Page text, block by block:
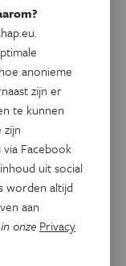
ooit
met een grote
anonieme
zijn er
te kunnen
Facebook
uit social
worden altijd
aan
onze Privacy